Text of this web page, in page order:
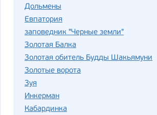
Дольмены
Евпатория
заповедник "Черные земли"
Золотая Балка
Золотая обитель Будды Шакьямуни
Золотые ворота
Зуя
Инкерман
Кабардинка